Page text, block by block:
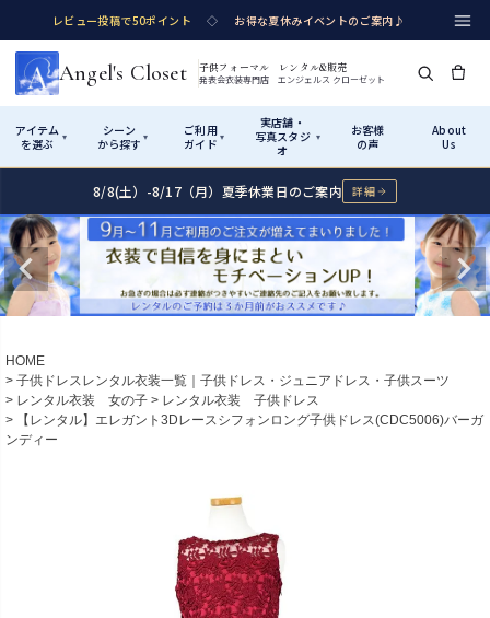
レビュー投稿で50ポイント ◇ お得な夏休みイベントのご案内♪
Angel's Closet 子供フォーマル レンタル&販売
発表会衣装専門店 エンジェルス クローゼット
アイテム
を選ぶ
▾
シーン
から探す ▾
ご利用
ガイド ▾
実店舗・
写真スタジ
オ
▾
お客様
の声
About
Us
Shop by Category アイテムから探す
カテゴリ詳細→ サイズで選ぶ→
Rentalレンタル
Shop by Occasion シーンから探す
性別・サイズで絞り込む→
発表会・コンクール
Wedding
結婚式
フラワーガール・リングボーイ・ゲ
スト
How It Works ご利用ガイド
Startはじめに
01
02 サイズの選び方
測り方と目安
Visit Us 実店舗・写真スタジオ
実店舗 つくば店
8/8(土）-8/17（月）夏季休業日のご案内 詳細
HOME
子供ドレスレンタル衣装一覧｜子供ドレス・ジュニアドレス・子供スーツ
レンタル衣装 女の子
レンタル衣装 子供ドレス
【レンタル】エレガント3Dレースシフォンロング子供ドレス(CDC5006)バーガ
ンディー